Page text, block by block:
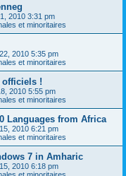
2010 3:31 pm
et minoritaires
2010 5:35 pm
et minoritaires
officiels !
2010 5:55 pm
et minoritaires
Languages from Africa
2010 6:21 pm
et minoritaires
7 in Amharic
2010 6:18 pm
et minoritaires